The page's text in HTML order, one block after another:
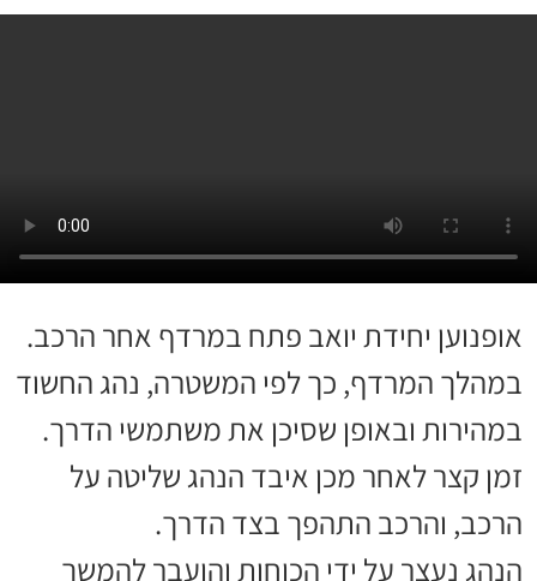
אופנוען יחידת יואב פתח במרדף אחר הרכב.
במהלך המרדף, כך לפי המשטרה, נהג החשוד
במהירות ובאופן שסיכן את משתמשי הדרך.
זמן קצר לאחר מכן איבד הנהג שליטה על
הרכב, והרכב התהפך בצד הדרך.
הנהג נעצר על ידי הכוחות והועבר להמשך